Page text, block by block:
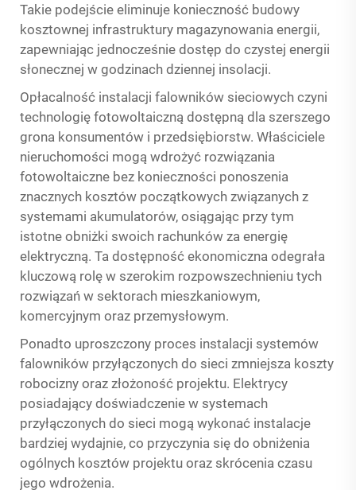
Takie podejście eliminuje konieczność budowy
kosztownej infrastruktury magazynowania energii,
zapewniając jednocześnie dostęp do czystej energii
słonecznej w godzinach dziennej insolacji.
Opłacalność instalacji falowników sieciowych czyni
technologię fotowoltaiczną dostępną dla szerszego
grona konsumentów i przedsiębiorstw. Właściciele
nieruchomości mogą wdrożyć rozwiązania
fotowoltaiczne bez konieczności ponoszenia
znacznych kosztów początkowych związanych z
systemami akumulatorów, osiągając przy tym
istotne obniżki swoich rachunków za energię
elektryczną. Ta dostępność ekonomiczna odegrała
kluczową rolę w szerokim rozpowszechnieniu tych
rozwiązań w sektorach mieszkaniowym,
komercyjnym oraz przemysłowym.
Ponadto uproszczony proces instalacji systemów
falowników przyłączonych do sieci zmniejsza koszty
robocizny oraz złożoność projektu. Elektrycy
posiadający doświadczenie w systemach
przyłączonych do sieci mogą wykonać instalacje
bardziej wydajnie, co przyczynia się do obniżenia
ogólnych kosztów projektu oraz skrócenia czasu
jego wdrożenia.